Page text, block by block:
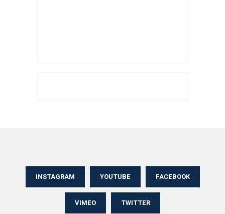
FACEBOOK
YOUTUBE
INSTAGRAM
TWITTER
VIMEO